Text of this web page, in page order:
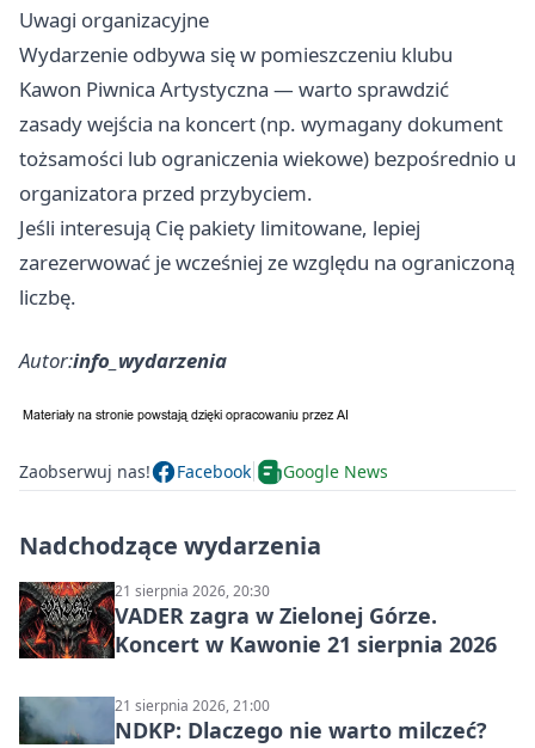
Uwagi organizacyjne
Wydarzenie odbywa się w pomieszczeniu klubu
Kawon Piwnica Artystyczna — warto sprawdzić
zasady wejścia na koncert (np. wymagany dokument
tożsamości lub ograniczenia wiekowe) bezpośrednio u
organizatora przed przybyciem.
Jeśli interesują Cię pakiety limitowane, lepiej
zarezerwować je wcześniej ze względu na ograniczoną
liczbę.
Autor:info_wydarzenia
Zaobserwuj nas! Facebook Google News
Nadchodzące wydarzenia
21 sierpnia 2026, 20:30
VADER zagra w Zielonej Górze.
Koncert w Kawonie 21 sierpnia 2026
21 sierpnia 2026, 21:00
NDKP: Dlaczego nie warto milczeć?